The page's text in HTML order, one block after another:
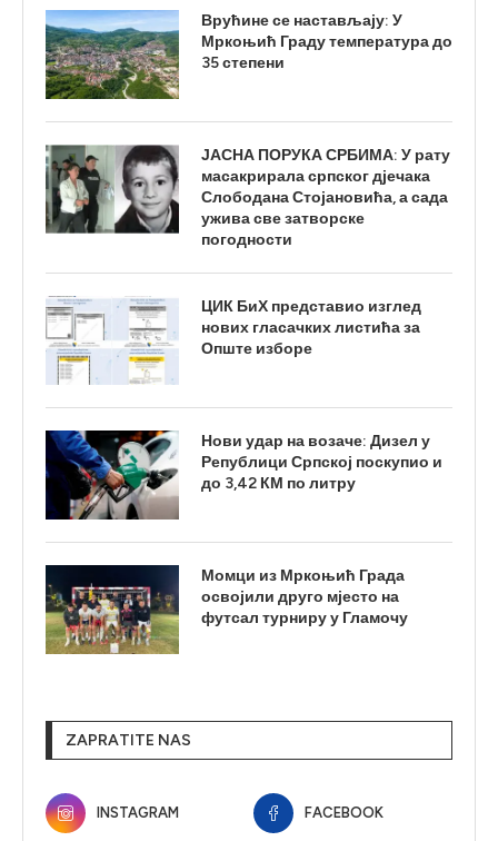
Врућине се настављају: У
Мркоњић Граду температура до
35 степени
ЈАСНА ПОРУКА СРБИМА: У рату
масакрирала српског дјечака
Слободана Стојановића, а сада
ужива све затворске
погодности
ЦИК БиХ представио изглед
нових гласачких листића за
Опште изборе
Нови удар на возаче: Дизел у
Републици Српској поскупио и
до 3,42 КМ по литру
Момци из Мркоњић Града
освојили друго мјесто на
футсал турниру у Гламочу
ZAPRATITE NAS
INSTAGRAM FACEBOOK